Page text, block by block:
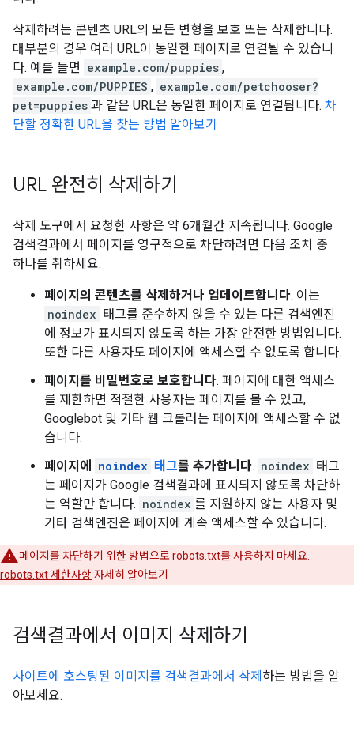
삭제하려는 콘텐츠 URL의 모든 변형을 보호 또는 삭제합니다.
대부분의 경우 여러 URL이 동일한 페이지로 연결될 수 있습니
다. 예를 들면 example.com/puppies ,
example.com/PUPPIES , example.com/petchooser?
pet=puppies 과 같은 URL은 동일한 페이지로 연결됩니다. 차
단할 정확한 URL을 찾는 방법 알아보기
URL 완전히 삭제하기
삭제 도구에서 요청한 사항은 약 6개월간 지속됩니다. Google
검색결과에서 페이지를 영구적으로 차단하려면 다음 조치 중
하나를 취하세요.
페이지의 콘텐츠를 삭제하거나 업데이트합니다. 이는
noindex 태그를 준수하지 않을 수 있는 다른 검색엔진
에 정보가 표시되지 않도록 하는 가장 안전한 방법입니다.
또한 다른 사용자도 페이지에 액세스할 수 없도록 합니다.
페이지를 비밀번호로 보호합니다. 페이지에 대한 액세스
를 제한하면 적절한 사용자는 페이지를 볼 수 있고,
Googlebot 및 기타 웹 크롤러는 페이지에 액세스할 수 없
습니다.
페이지에
noindex 태그를 추가합니다. noindex 태그
는 페이지가 Google 검색결과에 표시되지 않도록 차단하
는 역할만 합니다. noindex 를 지원하지 않는 사용자 및
기타 검색엔진은 페이지에 계속 액세스할 수 있습니다.
페이지를 차단하기 위한 방법으로 robots.txt를 사용하지 마세요.
robots.txt 제한사항 자세히 알아보기
검색결과에서 이미지 삭제하기
사이트에 호스팅된 이미지를 검색결과에서 삭제 하는 방법을 알
아보세요.